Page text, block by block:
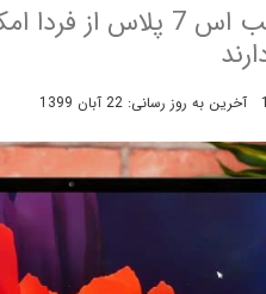
گلکسی تب اس 7 و تب اس 7
آخرین به روز رسانی: 22 آبان 1399